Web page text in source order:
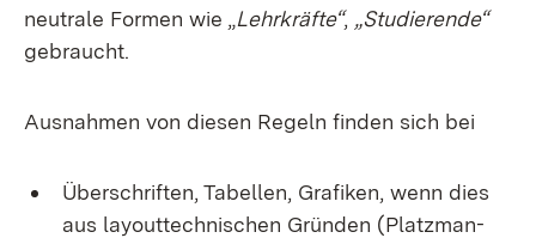
neu­tra­le For­men wie „Lehr­kräf­te“, „Stu­die­ren­de“
ge­braucht.
Aus­nah­men von die­sen Re­geln fin­den sich bei
Über­schrif­ten, Ta­bel­len, Gra­fi­ken, wenn dies
aus lay­out­tech­ni­schen Grün­den (Platz­man­